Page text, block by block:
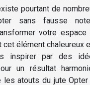
pourtant de
sans fausse
votre espace
cet élément chaleureux
inspirer par des
un résultat
les atouts du jute